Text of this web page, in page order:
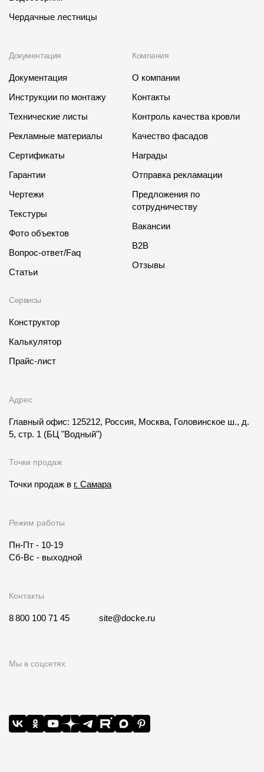
Чердачные лестницы
Документация
Документация
Инструкции по монтажу
Технические листы
Рекламные материалы
Сертификаты
Гарантии
Чертежи
Текстуры
Фото объектов
Вопрос-ответ/Faq
Статьи
Сервисы
Конструктор
Калькулятор
Прайс-лист
Компания
О компании
Контакты
Контроль качества кровли
Качество фасадов
Награды
Отправка рекламации
Предложения по
сотрудничеству
Вакансии
B2B
Отзывы
Адрес
Главный офис: 125212, Россия, Москва, Головинское ш., д.
5, стр. 1 (БЦ "Водный")
Точки продаж
Точки продаж в г. Самара
Режим работы
Пн-Пт - 10-19
Сб-Вс - выходной
Контакты
8 800 100 71 45 site@docke.ru
Мы в соцсетях